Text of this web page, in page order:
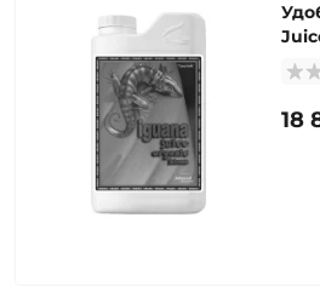
18